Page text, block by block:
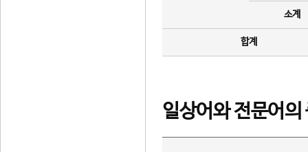
소계
합계
일상어와 전문어의